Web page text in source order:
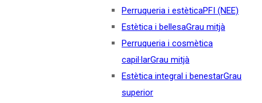
Perruqueria i estèticaPFI (NEE)
Estètica i bellesaGrau mitjà
Perruqueria i cosmètica
capil·larGrau mitjà
Estètica integral i benestarGrau
superior